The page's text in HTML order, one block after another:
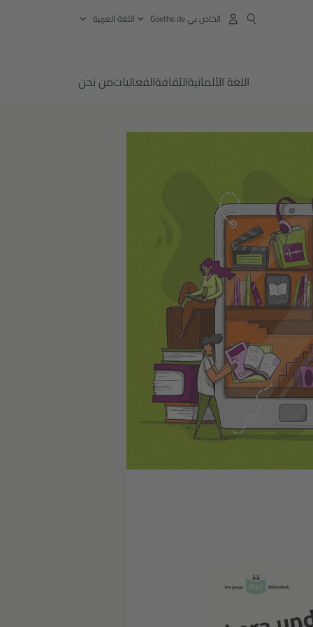
الخاص بي Goethe.de ‏اللغة العربية
اللغة الألمانيةالثقافةالفعالياتمن نحن